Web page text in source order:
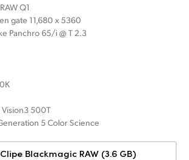
Q1
gate 11,680 x 5360
Panchro 65/i @ T 2.3
Vision3 500T
5 Color Science
Blackmagic RAW (3.6 GB)